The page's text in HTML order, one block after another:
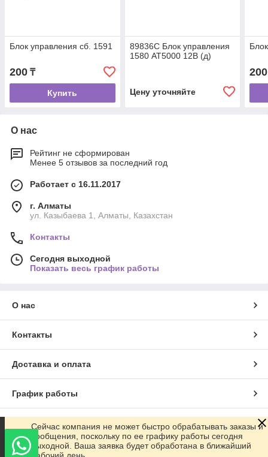
Блок управления сб. 1591
200 ₸
Купить
89836C Блок управления
1580 АТ5000 12В (д)
Цену уточняйте
200
О нас
Рейтинг не сформирован
Менее 5 отзывов за последний год
Работает с 16.11.2017
г. Алматы
ул. Казыбаева 1, Алматы, Казахстан
Контакты
Сегодня выходной
Показать весь график работы
О нас
Контакты
Доставка и оплата
График работы
Полная версия сайта
Сайт создан на маркетплейсе Satu.kz
Сейчас компания не может быстро обрабатывать заказы и
сообщения, поскольку по ее графику работы сегодня
выходной. Ваша заявка будет обработана в ближайший